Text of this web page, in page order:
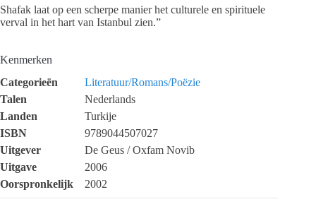
Shafak laat op een scherpe manier het culturele en spirituele
verval in het hart van Istanbul zien.”
Kenmerken
Categorieën
Literatuur/Romans/Poëzie
Talen
Nederlands
Landen
Turkije
ISBN
9789044507027
Uitgever
De Geus / Oxfam Novib
Uitgave
2006
Oorspronkelijk
2002